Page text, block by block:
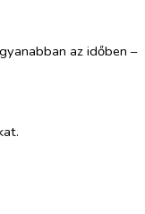
az időben –